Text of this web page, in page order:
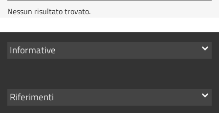
Nessun risultato trovato.
Mostra
Informative
Mostra
Riferimenti